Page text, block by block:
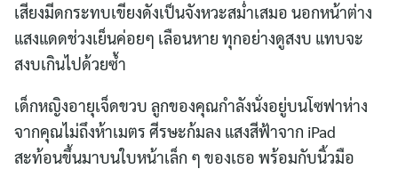
เสียงมีดกระทบเขียงดังเป็นจังหวะสม่ำเสมอ นอกหน้าต่าง
แสงแดดช่วงเย็นค่อยๆ เลือนหาย ทุกอย่างดูสงบ แทบจะ
สงบเกินไปด้วยซ้ำ
เด็กหญิงอายุเจ็ดขวบ ลูกของคุณกำลังนั่งอยู่บนโซฟาห่าง
จากคุณไม่ถึงห้าเมตร ศีรษะก้มลง แสงสีฟ้าจาก iPad
สะท้อนขึ้นมาบนใบหน้าเล็ก ๆ ของเธอ พร้อมกับนิ้วมือ